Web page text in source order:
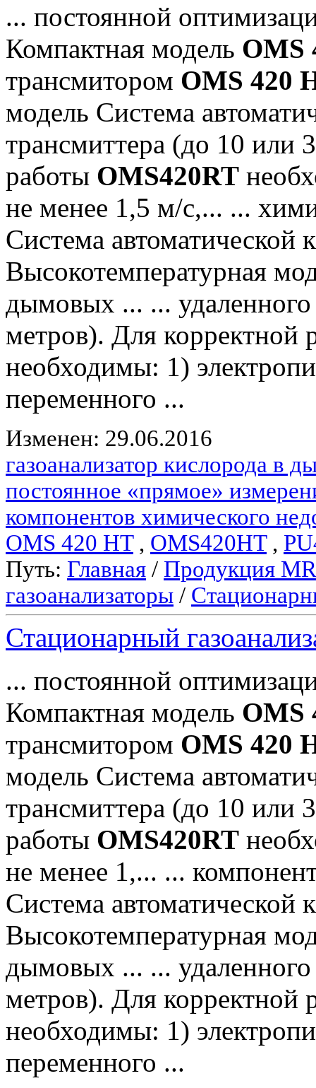
... постоянной
Компактная модель OMS
трансмитором OMS 420
модель Система
трансмиттера (до 10 или
работы OMS420RT
не менее 1,5 м/с,... ...
Система автоматической
Высокотемпературная
дымовых ... ...
метров). Для корректной
необходимы: 1)
переменного ...
Изменен: 29.06.2016
газоанализатор кислорода в
постоянное «прямое»
компонентов химического
OMS 420 HT, OMS420HT,
Путь: Главная / Продукция
газоанализаторы /
Стационарный
... постоянной
Компактная модель OMS
трансмитором OMS 420
модель Система
трансмиттера (до 10 или
работы OMS420RT
не менее 1,... ...
Система автоматической
Высокотемпературная
дымовых ... ...
метров). Для корректной
необходимы: 1)
переменного ...